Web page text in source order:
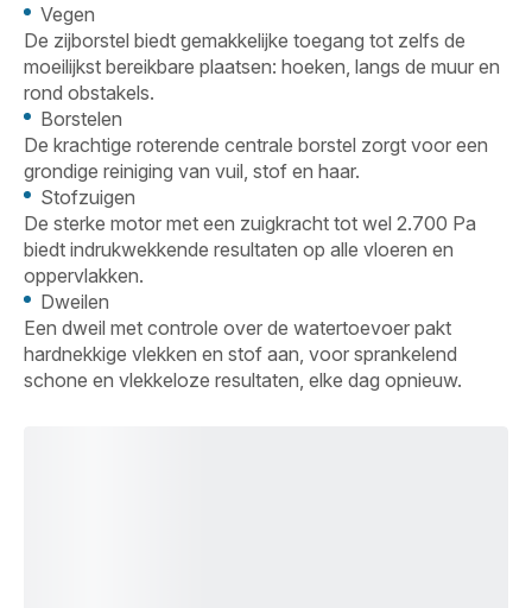
Vegen
De zijborstel biedt gemakkelijke toegang tot zelfs de
moeilijkst bereikbare plaatsen: hoeken, langs de muur en
rond obstakels.
Borstelen
De krachtige roterende centrale borstel zorgt voor een
grondige reiniging van vuil, stof en haar.
Stofzuigen
De sterke motor met een zuigkracht tot wel 2.700 Pa
biedt indrukwekkende resultaten op alle vloeren en
oppervlakken.
Dweilen
Een dweil met controle over de watertoevoer pakt
hardnekkige vlekken en stof aan, voor sprankelend
schone en vlekkeloze resultaten, elke dag opnieuw.